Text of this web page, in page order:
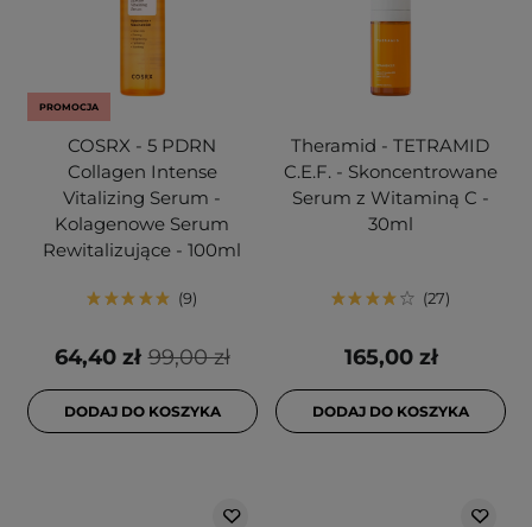
PROMOCJA
COSRX - 5 PDRN
Collagen Intense
Vitalizing Serum -
Kolagenowe Serum
Rewitalizujące - 100ml
9
99,00 zł
64,40 zł
DODAJ DO KOSZYKA
Theramid - TETRAMID
C.E.F. - Skoncentrowane
Serum z Witaminą C -
30ml
27
165,00 zł
DODAJ DO KOSZYKA